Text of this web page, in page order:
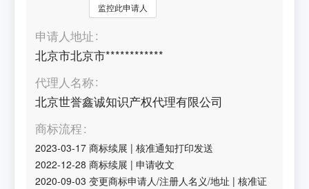
监控此申请人
申请人地址
北京市北京市************
代理人名称
北京世誉鑫诚知识产权代理有限公司
商标流程
2023-03-17 商标续展 |核准通知打印发送
2022-12-28 商标续展 |申请收文
2020-09-03 变更商标申请人/注册人名义/地址 |核准证